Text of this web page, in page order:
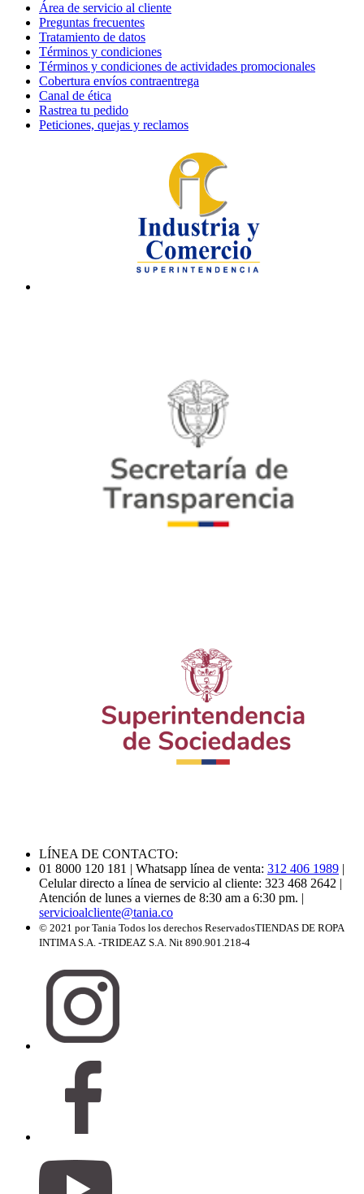
Área de servicio al cliente
Preguntas frecuentes
Tratamiento de datos
Términos y condiciones
Términos y condiciones de actividades promocionales
Cobertura envíos contraentrega
Canal de ética
Rastrea tu pedido
Peticiones, quejas y reclamos
LÍNEA DE CONTACTO:
01 8000 120 181 | Whatsapp línea de venta: 312 406 1989 |
Celular directo a línea de servicio al cliente: 323 468 2642 |
Atención de lunes a viernes de 8:30 am a 6:30 pm. |
servicioalcliente@tania.co
© 2021 por Tania Todos los derechos ReservadosTIENDAS DE ROPA
INTIMA S.A. -TRIDEAZ S.A. Nit 890.901.218-4